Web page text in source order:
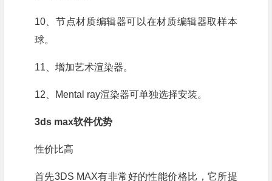
10、节点材质编辑器可以在材质编辑器取样本
球。
11、增加艺术渲染器。
12、Mental ray渲染器可单独选择安装。
3ds max软件优势
性价比高
首先3DS MAX有非常好的性能价格比，它所提